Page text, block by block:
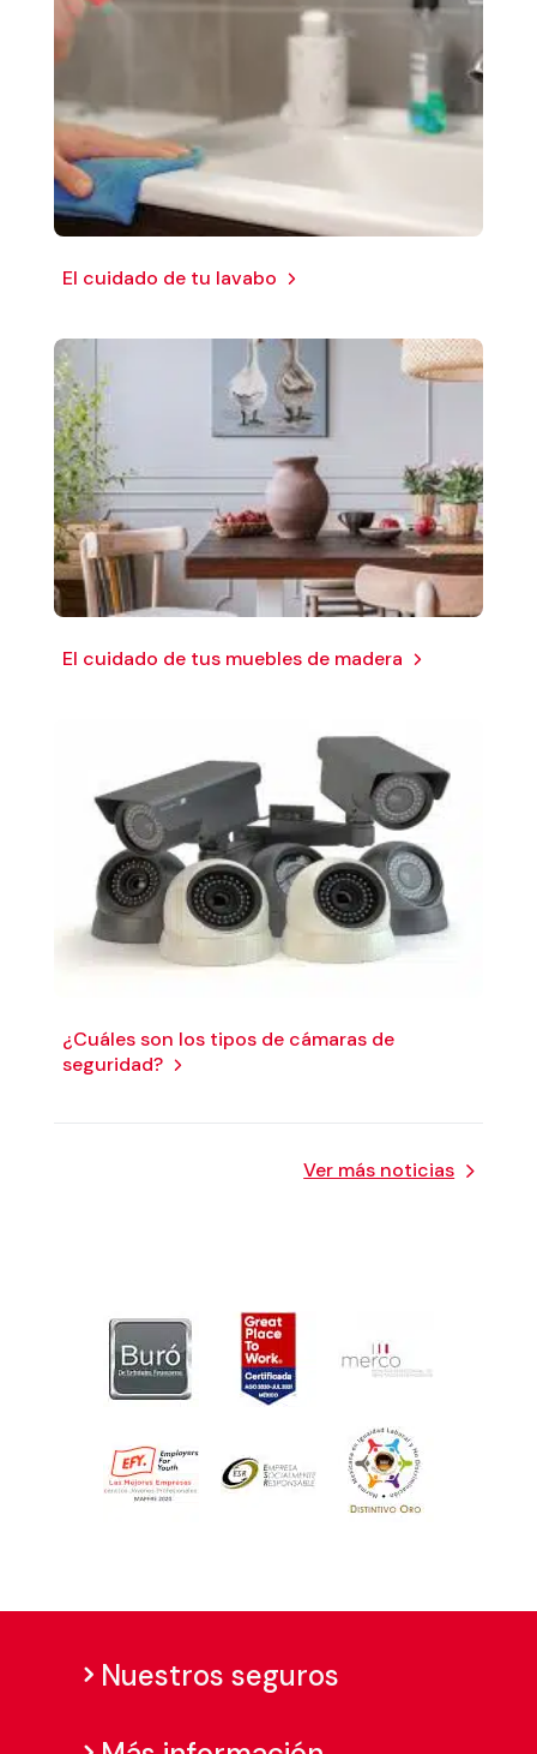
El cuidado de tu lavabo
El cuidado de tus muebles de madera
¿Cuáles son los tipos de cámaras de
seguridad?
Ver más noticias
Nuestros seguros